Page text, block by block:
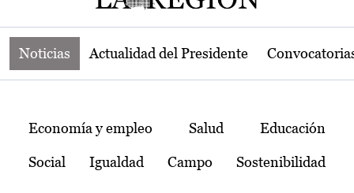
Noticias Actualidad del Presidente
Temas
Economía y empleo Salud Educación
Social Igualdad Campo Sostenibilidad